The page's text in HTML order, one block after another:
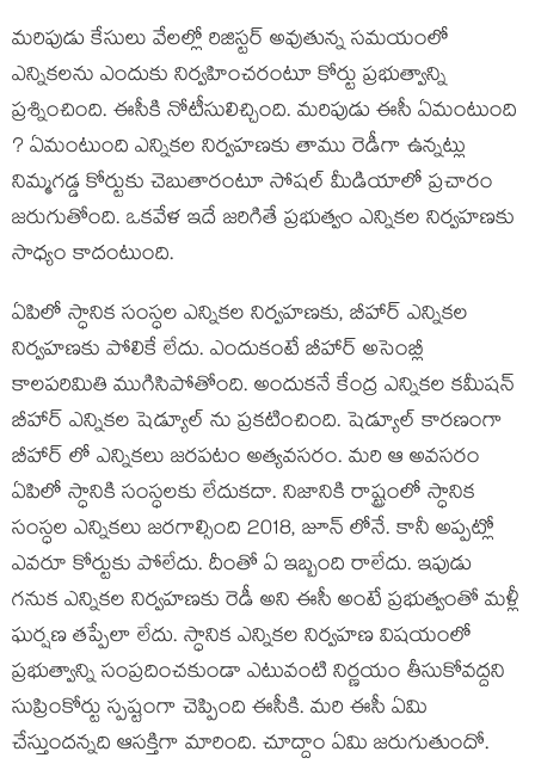
మరిపుడు కేసులు వేలల్లో రిజిస్టర్ అవుతున్న సమయంలో
ఎన్నికలను ఎందుకు నిర్వహించరంటూ కోర్టు ప్రభుత్వాన్ని
ప్రశ్నించింది. ఈసీకి నోటీసులిచ్చింది. మరిపుడు ఈసీ ఏమంటుంది
? ఏమంటుంది ఎన్నికల నిర్వహణకు తాము రెడీగా ఉన్నట్లు
నిమ్మగడ్డ కోర్టుకు చెబుతారంటూ సోషల్ మీడియాలో ప్రచారం
జరుగుతోంది. ఒకవేళ ఇదే జరిగితే ప్రభుత్వం ఎన్నికల నిర్వహణకు
సాధ్యం కాదంటుంది.
ఏపిలో స్ధానిక సంస్ధల ఎన్నికల నిర్వహణకు, బీహార్ ఎన్నికల
నిర్వహణకు పోలికే లేదు. ఎందుకంటే బీహార్ అసెంబ్లీ
కాలపరిమితి ముగిసిపోతోంది. అందుకనే కేంద్ర ఎన్నికల కమీషన్
బీహార్ ఎన్నికల షెడ్యూల్ ను ప్రకటించింది. షెడ్యూల్ కారణంగా
బీహార్ లో ఎన్నికలు జరపటం అత్యవసరం. మరి ఆ అవసరం
ఏపిలో స్ధానికి సంస్ధలకు లేదుకదా. నిజానికి రాష్ట్రంలో స్ధానిక
సంస్ధల ఎన్నికలు జరగాల్సింది 2018, జూన్ లోనే. కానీ అప్పట్లో
ఎవరూ కోర్టుకు పోలేదు. దీంతో ఏ ఇబ్బంది రాలేదు. ఇపుడు
గనుక ఎన్నికల నిర్వహణకు రెడీ అని ఈసీ అంటే ప్రభుత్వంతో మళ్లీ
ఘర్షణ తప్పేలా లేదు. స్ధానిక ఎన్నికల నిర్వహణ విషయంలో
ప్రభుత్వాన్ని సంప్రదించకుండా ఎటువంటి నిర్ణయం తీసుకోవద్దని
సుప్రింకోర్టు స్పష్టంగా చెప్పింది ఈసీకి. మరి ఈసీ ఏమి
చేస్తుందన్నది ఆసక్తిగా మారింది. చూద్దాం ఏమి జరుగుతుందో.